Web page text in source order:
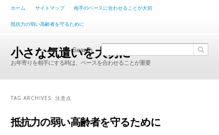
Main menuSkip to primary content
Skip to secondary content
ホーム サイトマップ 相手のペースに合わせることが大切
抵抗力の弱い高齢者を守るために
Search
小さな気遣いを大切に
お年寄りを相手にする時は、ペースを合わせることが重要
TAG ARCHIVES:注意点
抵抗力の弱い高齢者を守るために